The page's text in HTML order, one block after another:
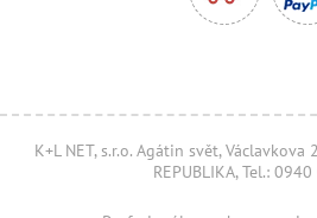
K+L NET, s.r.o. Agátin svět, Václavkova
REPUBLIKA, Tel.: